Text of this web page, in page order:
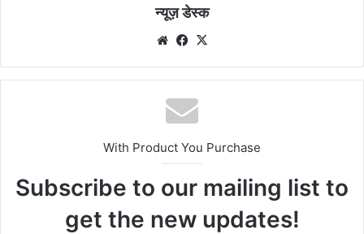
न्यूज़ डेस्क
WebsiteFacebook
With Product You Purchase
Subscribe to our mailing list to
get the new updates!